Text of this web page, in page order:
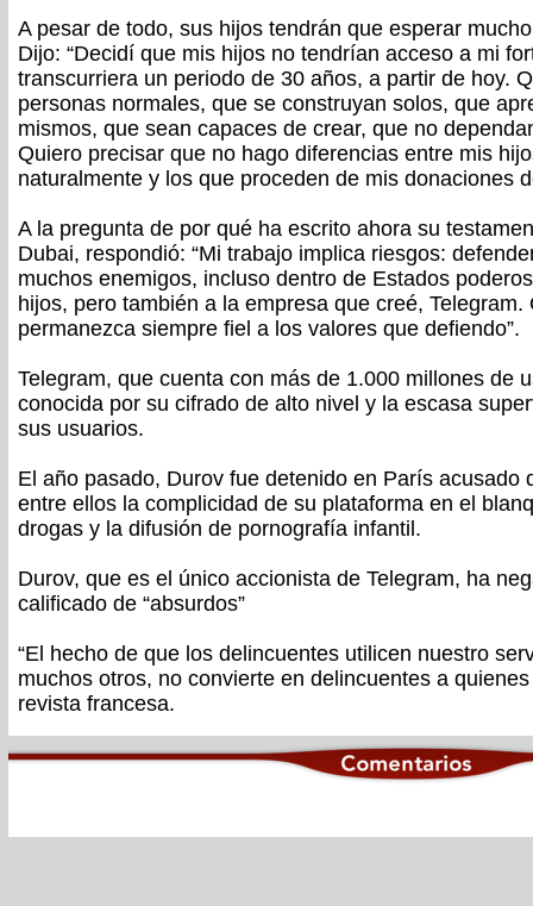
A pesar de todo, sus hijos tendrán que esperar
Dijo: “Decidí que mis hijos no tendrían acceso a mi
transcurriera un periodo de 30 años, a partir de hoy.
personas normales, que se construyan solos, que
mismos, que sean capaces de crear, que no
Quiero precisar que no hago diferencias entre mis
naturalmente y los que proceden de mis donaciones
A la pregunta de por qué ha escrito ahora su
Dubai, respondió: “Mi trabajo implica riesgos:
muchos enemigos, incluso dentro de Estados
hijos, pero también a la empresa que creé, Telegram.
permanezca siempre fiel a los valores que defiendo”.
Telegram, que cuenta con más de 1.000 millones de
conocida por su cifrado de alto nivel y la escasa
sus usuarios.
El año pasado, Durov fue detenido en París acusado
entre ellos la complicidad de su plataforma en el
drogas y la difusión de pornografía infantil.
Durov, que es el único accionista de Telegram, ha
calificado de “absurdos”
“El hecho de que los delincuentes utilicen nuestro
muchos otros, no convierte en delincuentes a
revista francesa.